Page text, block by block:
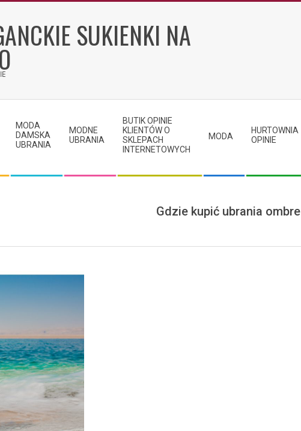
SUKIENKI NA
MODA
DAMSKA
UBRANIA
MODNE
UBRANIA
BUTIK OPINIE
KLIENTÓW O
SKLEPACH
INTERNETOWYCH
MODA
HURTOWNIA
OPINIE
Gdzie kupić ubrania ombre